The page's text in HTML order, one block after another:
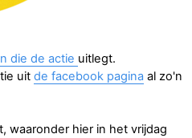
die de actie uitlegt.
uit de facebook pagina al zo'n
waaronder hier in het vrijdag